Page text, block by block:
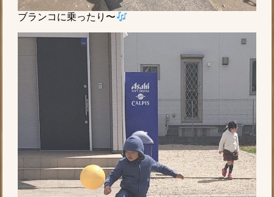
ブランコに乗ったり〜